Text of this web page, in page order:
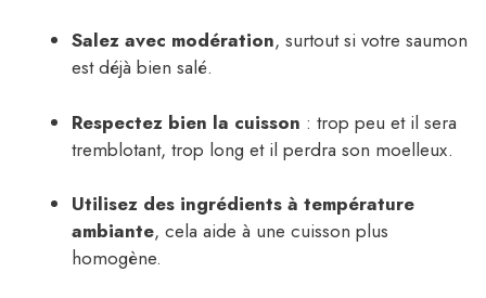
Salez avec modération, surtout si votre saumon
est déjà bien salé.
Respectez bien la cuisson : trop peu et il sera
tremblotant, trop long et il perdra son moelleux.
Utilisez des ingrédients à température
ambiante, cela aide à une cuisson plus
homogène.